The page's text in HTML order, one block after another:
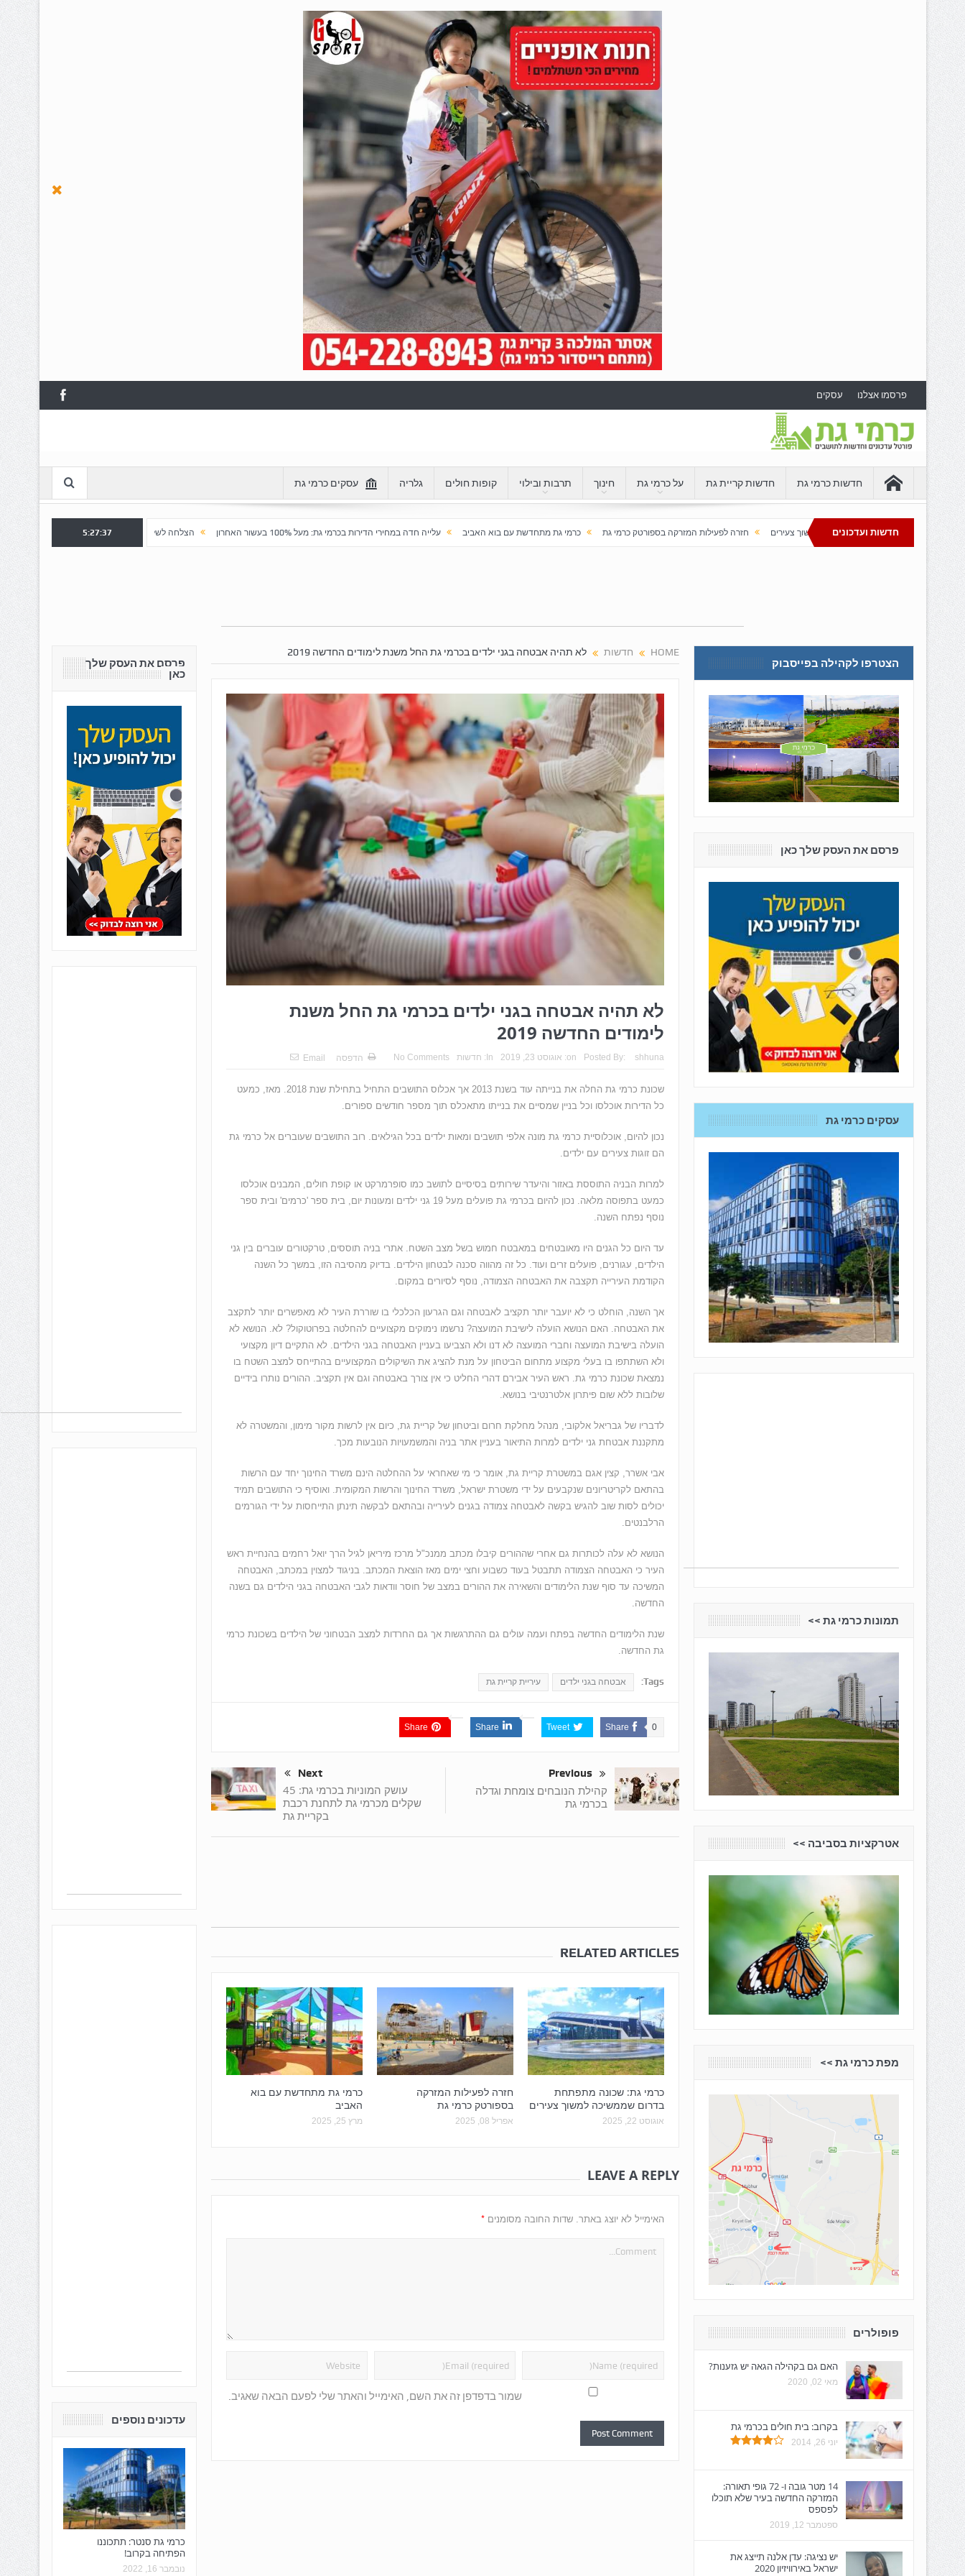
פרסמו אצלנו עסקים
חדשות כרמי גת חדשות קריית גת על כרמי גת חינוך תרבות ובילוי קופות חולים גלריה עסקים כרמי גת
חדשות ועדכונים
בדרום שממשיכה למשוך צעירים חזרה לפעילות המזרקה בספורטק כרמי גת כרמי גת מתחדשת עם בוא האביב עלייה חדה במחירי הדירות בכרמי גת: מעל 100% בעשור האחרון הצלחה לשלב א' ברובע "כרמי הפארק": נפתח שלב ב' למכירה חשד 5:27:38
HOME חדשות לא תהיה אבטחה בגני ילדים בכרמי גת החל משנת לימודים החדשה 2019
לא תהיה אבטחה בגני ילדים בכרמי גת החל משנת
לימודים החדשה 2019
Posted By: shhuna
on: אוגוסט 23, 2019 In: חדשות No Comments הדפסה Email
שכונת כרמי גת החלה את בנייתה עוד בשנת 2013 אך אכלוס התושבים התחיל בתחילת שנת 2018. מאז, כמעט
כל הדירות אוכלסו וכל בניין שמסיים את בנייתו מתאכלס תוך מספר חודשים ספורים.
נכון להיום, אוכלוסיית כרמי גת מונה אלפי תושבים ומאות ילדים בכל הגילאים. רוב התושבים שעוברים אל כרמי גת
הם זוגות צעירים עם ילדים.
למרות הבניה התוססת באזור והיעדר שירותים בסיסיים לתושב כמו סופרמרקט או קופת חולים, המבנים אוכלסו
כמעט בתפוסה מלאה. נכון להיום בכרמי גת פועלים מעל 19 גני ילדים ומעונות יום, בית ספר 'כרמים' ובית ספר
נוסף נפתח השנה.
עד היום כל הגנים היו מאובטחים במאבטח חמוש בשל מצב השטח. אתרי בניה תוססים, טרקטורים עוברים בין גני
הילדים, עגורנים, פועלים זרים ועוד. כל זה מהווה סכנה לבטחון הילדים. בדיוק מהסיבה הזו, במשך כל השנה
הקודמת העירייה תקצבה את האבטחה הצמודה, נוסף לסיורים במקום.
אך השנה, הוחלט כי לא יועבר יותר תקציב לאבטחה וגם הגרעון הכלכלי בו שוררת העיר לא מאפשרים יותר לתקצב
את האבטחה. האם הנושא הועלה לישיבת המועצה? נרשמו נימוקים מקצועיים להחלטה בפרוטוקול? לא. הנושא לא
הועלה בישיבת המועצה וחברי המועצה לא דנו ולא הצביעו בעניין האבטחה בגני הילדים. לא התקיים דיון מקצועי
ולא השתתפו בו בעלי מקצוע מתחום הביטחון על מנת להציג את השיקולים המקצועיים בהתייחס למצב השטח בו
נמצאת שכונת כרמי גת. ראש העיר אבירם דהרי החליט כי אין צורך באבטחה וגם אין תקציב. ההורים נותרו בידיים
שלובות ללא שום פיתרון אלטרנטיבי בנושא.
לדבריו של גבריאל אלקובי, מנהל מחלקת חרום וביטחון של קריית גת, כיום אין לרשות מקור מימון, והמשטרה לא
מתקננת אבטחת גני ילדים למרות התיאור בעניין אתר בניה והמשמעויות הנובעות מכך.
אבי אשרר, קצין אגם במשטרת קריית גת, אומר כי מי שאחראי על ההחלטה הינם משרד החינוך יחד עם הרשות
בהתאם לקריטריונים שנקבעים על ידי משטרת ישראל, משרד החינוך והרשות המקומית. ואוסיף כי התושבים תמיד
יכולים לסות שוב להגיש בקשה לאבטחה צמודה בגנים לעירייה ובהתאם לבקשה תינתן התייחסות על ידי הגורמים
הרלבנטים.
הנושא לא עלה לכותרות גם אחרי שההורים קיבלו מכתב ממנכ"ל מרכז מיריאן לגיל הרך יואל רחמים בהנחיית ראש
העיר כי האבטחה הצמודה תתבטל בעוד כשבוע וחצי ימים מאז הוצאת המכתב. בניגוד למצוין במכתב, האבטחה
המשיכה עד סוף שנת הלימודים והשאירה את ההורים במצב של חוסר וודאות לגבי האבטחה בגני הילדים גם בשנה
החדשה.
שנת הלימודים החדשה בפתח ועמה עולים גם ההתרגשות אך גם החרדות למצב הבטחוני של הילדים בשכונת כרמי
גת החדשה.
Tags: אבטחה בגני ילדים עיריית קריית גת
Share 0
Tweet
Share
Share
Previous
קהילת הנובחים צומחת וגדלה
בכרמי גת
Next
עושק המוניות בכרמי גת: 45
שקלים מכרמי גת לתחנת רכבת
בקריית גת
RELATED ARTICLES
כרמי גת: שכונה מתפתחת
בדרום שממשיכה למשוך צעירים
אוגוסט 22, 2025
חזרה לפעילות המזרקה
בספורטק כרמי גת
אפריל 08, 2025
כרמי גת מתחדשת עם בוא
האביב
מרץ 25, 2025
LEAVE A REPLY
האימייל לא יוצג באתר. שדות החובה מסומנים*
שמור בדפדפן זה את השם, האימייל והאתר שלי לפעם הבאה שאגיב.
פרסם את העסק שלך
כאן
עדכונים נוספים
כרמי גת סנטר: תתכוננו
הפתיחה בקרוב!
נובמבר 16, 2022
הצטרפו לקהילה בפייסבוק
פרסם את העסק שלך כאן
עסקים כרמי גת
תמונות כרמי גת <<
אטרקציות בסביבה <<
מפת כרמי גת <<
פופולרים
האם גם בקהילה הגאה יש גזענות?
מאי 02, 2020
בקרוב: בית חולים בכרמי גת
יוני 26, 2014
14 מטר גובה ו- 72 גופי תאורה:
המזרקה החדשה בעיר שלא תוכלו
לפספס
ספטמבר 12, 2019
יש נציגה: עדן אלנה תייצג את
ישראל באירוויזיון 2020